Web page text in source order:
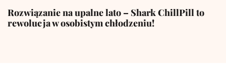
Rozwiązanie na upalne lato – Shark ChillPill to
rewolucja w osobistym chłodzeniu!